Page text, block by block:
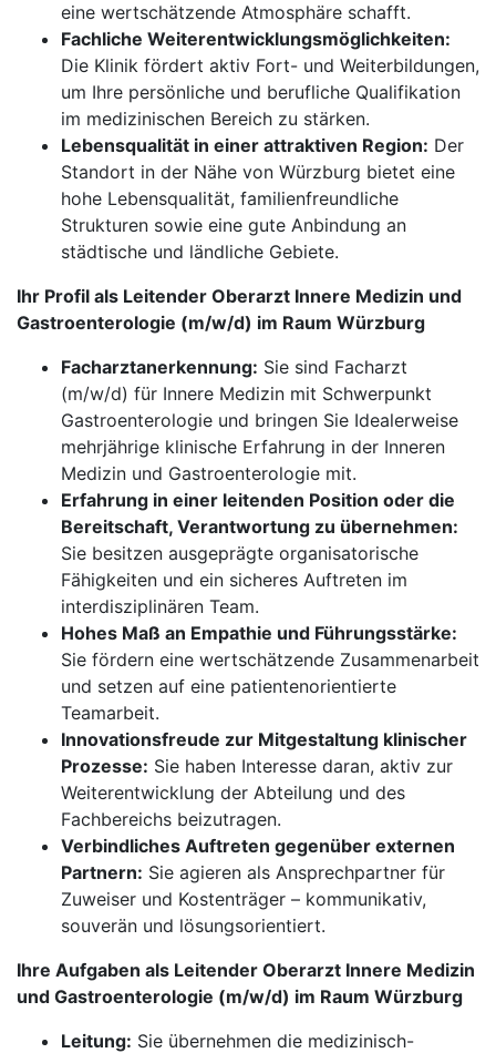
eine wertschätzende Atmosphäre schafft.
Fachliche Weiterentwicklungsmöglichkeiten:
Die Klinik fördert aktiv Fort- und Weiterbildungen,
um Ihre persönliche und berufliche Qualifikation
im medizinischen Bereich zu stärken.
Lebensqualität in einer attraktiven Region: Der
Standort in der Nähe von Würzburg bietet eine
hohe Lebensqualität, familienfreundliche
Strukturen sowie eine gute Anbindung an
städtische und ländliche Gebiete.
Ihr Profil als Leitender Oberarzt Innere Medizin und
Gastroenterologie (m/w/d) im Raum Würzburg
Facharztanerkennung: Sie sind Facharzt
(m/w/d) für Innere Medizin mit Schwerpunkt
Gastroenterologie und bringen Sie Idealerweise
mehrjährige klinische Erfahrung in der Inneren
Medizin und Gastroenterologie mit.
Erfahrung in einer leitenden Position oder die
Bereitschaft, Verantwortung zu übernehmen:
Sie besitzen ausgeprägte organisatorische
Fähigkeiten und ein sicheres Auftreten im
interdisziplinären Team.
Hohes Maß an Empathie und Führungsstärke:
Sie fördern eine wertschätzende Zusammenarbeit
und setzen auf eine patientenorientierte
Teamarbeit.
Innovationsfreude zur Mitgestaltung klinischer
Prozesse: Sie haben Interesse daran, aktiv zur
Weiterentwicklung der Abteilung und des
Fachbereichs beizutragen.
Verbindliches Auftreten gegenüber externen
Partnern: Sie agieren als Ansprechpartner für
Zuweiser und Kostenträger – kommunikativ,
souverän und lösungsorientiert.
Ihre Aufgaben als Leitender Oberarzt Innere Medizin
und Gastroenterologie (m/w/d) im Raum Würzburg
Leitung: Sie übernehmen die medizinisch-